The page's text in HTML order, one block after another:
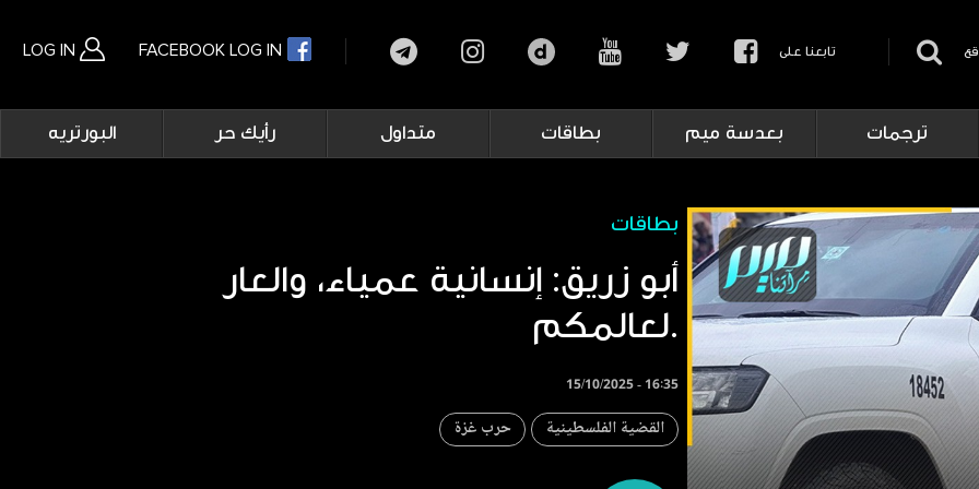
LOG IN FACEBOOK LOG IN تابعنا على
Main
navigation
ترجمات بعدسة ميم بطاقات متداول رأيك حر البورتريه
بطاقات
أبو زريق: إنسانية عمياء، والعار
لعالمكم.
15/10/2025 - 16:35
القضية الفلسطينية حرب غزة